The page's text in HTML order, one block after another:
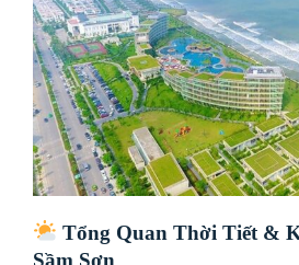
Tổng Quan Thời Tiết &
Sầm Sơn